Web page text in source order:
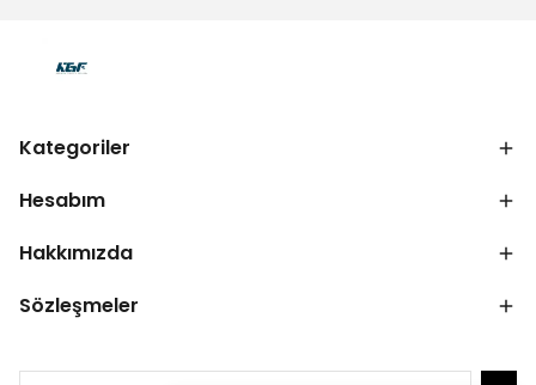
Kategoriler
Hesabım
Hakkımızda
Sözleşmeler